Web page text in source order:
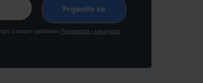
s našom politikom Privatnosti i sigurnosti